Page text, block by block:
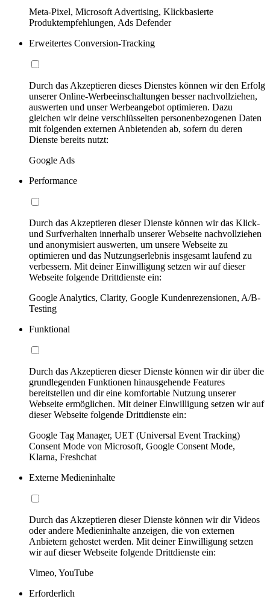
Meta-Pixel, Microsoft Advertising, Klickbasierte
Produktempfehlungen, Ads Defender
Erweitertes Conversion-Tracking
Durch das Akzeptieren dieses Dienstes können wir den Erfolg
unserer Online-Werbeeinschaltungen besser nachvollziehen,
auswerten und unser Werbeangebot optimieren. Dazu
gleichen wir deine verschlüsselten personenbezogenen Daten
mit folgenden externen Anbietenden ab, sofern du deren
Dienste bereits nutzt:
Google Ads
Performance
Durch das Akzeptieren dieser Dienste können wir das Klick-
und Surfverhalten innerhalb unserer Webseite nachvollziehen
und anonymisiert auswerten, um unsere Webseite zu
optimieren und das Nutzungserlebnis insgesamt laufend zu
verbessern. Mit deiner Einwilligung setzen wir auf dieser
Webseite folgende Drittdienste ein:
Google Analytics, Clarity, Google Kundenrezensionen, A/B-
Testing
Funktional
Durch das Akzeptieren dieser Dienste können wir dir über die
grundlegenden Funktionen hinausgehende Features
bereitstellen und dir eine komfortable Nutzung unserer
Webseite ermöglichen. Mit deiner Einwilligung setzen wir auf
dieser Webseite folgende Drittdienste ein:
Google Tag Manager, UET (Universal Event Tracking)
Consent Mode von Microsoft, Google Consent Mode,
Klarna, Freshchat
Externe Medieninhalte
Durch das Akzeptieren dieser Dienste können wir dir Videos
oder andere Medieninhalte anzeigen, die von externen
Anbietern gehostet werden. Mit deiner Einwilligung setzen
wir auf dieser Webseite folgende Drittdienste ein:
Vimeo, YouTube
Erforderlich